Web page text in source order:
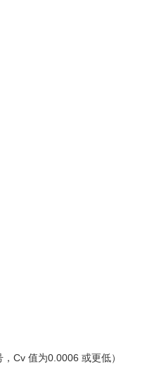
Cv 值为0.0006 或更低）